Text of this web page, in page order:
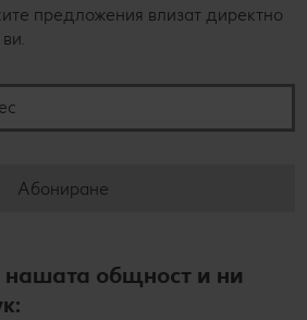
предложения влизат директно
Абониране
нашата общност и ни